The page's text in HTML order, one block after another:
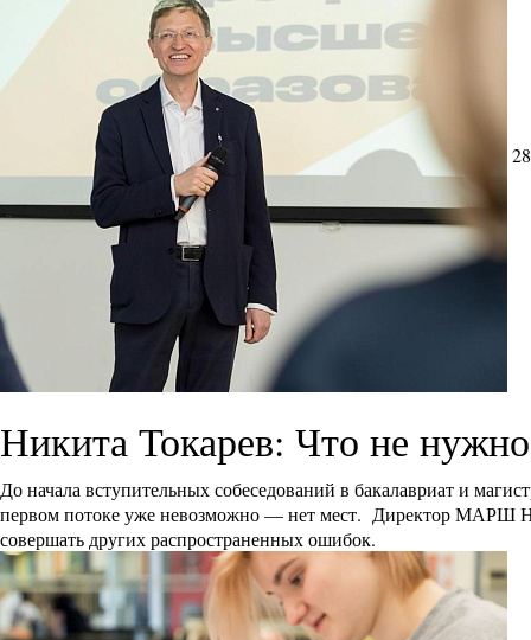
Никита Токарев: Что не
До начала вступительных собеседований в бакалавриат и
первом потоке уже невозможно — нет мест. Директор МАРШ
совершать других распространенных ошибок.